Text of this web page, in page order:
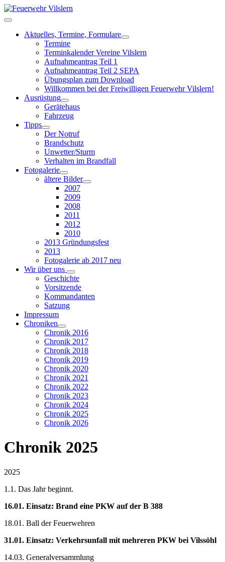
Aktuelles, Termine, Formulare
Termine
Terminkalender Vereine Vilslern
Aufnahmeantrag Teil 1
Aufnahmeantrag Teil 2 SEPA
Übungsplan zum Download
Willkommen bei der Freiwilligen Feuerwehr Vilslern!
Ausrüstung
Gerätehaus
Fahrzeug
Tipps
Der Notruf
Brandschutz
Unwetter/Sturm
Verhalten im Brandfall
Fotogalerie
ältere Bilder
2007
2009
2008
2011
2012
2010
2013 Gründungsfest
2013
Fotogalerie ab 2017 neu
Wir über uns
Geschichte
Vorsitzende
Kommandanten
Satzung
Impressum
Chroniken
Chronik 2016
Chronik 2017
Chronik 2018
Chronik 2019
Chronik 2020
Chronik 2021
Chronik 2022
Chronik 2023
Chronik 2024
Chronik 2025
Chronik 2026
Chronik 2025
2025
1.1. Das Jahr beginnt.
16.01. Einsatz: Brand eine PKW auf der B 388
18.01. Ball der Feuerwehren
31.01. Einsatz: Verkehrsunfall mit mehreren PKW bei Vilssöhl
14.03. Generalversammlung